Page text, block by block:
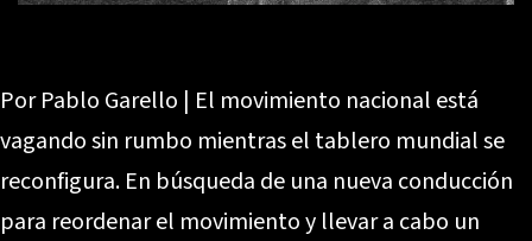
Por Pablo Garello | El movimiento nacional está
vagando sin rumbo mientras el tablero mundial se
reconfigura. En búsqueda de una nueva conducción
para reordenar el movimiento y llevar a cabo un